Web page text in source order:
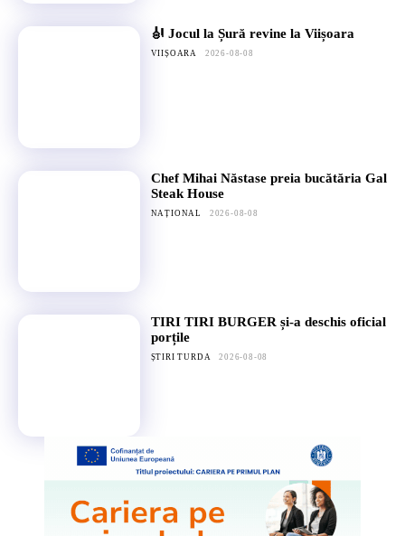
🎻 Jocul la Șură revine la Viișoara
VIIȘOARA 2026-08-08
Chef Mihai Năstase preia bucătăria Gal
Steak House
NAȚIONAL 2026-08-08
TIRI TIRI BURGER și-a deschis oficial
porțile
ȘTIRI TURDA 2026-08-08